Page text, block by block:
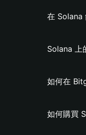
在 Solana
Solana 上
如何在
如何購買